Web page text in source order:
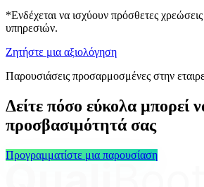
*Ενδέχεται να ισχύουν πρόσθετες
υπηρεσιών.
Ζητήστε μια αξιολόγηση
Παρουσιάσεις προσαρμοσμένες στην
Δείτε πόσο εύκολα μπορεί
προσβασιμότητά σας
Προγραμματίστε μια παρουσίαση